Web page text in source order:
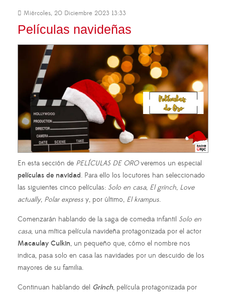
Miércoles, 20 Diciembre 2023 13:33
Películas navideñas
En esta sección de PELÍCULAS DE OROveremos un especial
películas de navidad. Para ello los locutores han seleccionado
las siguientes cinco películas: Solo en casa, El grinch, Love
actually, Polar express y, por último, El krampus.
Comenzarán hablando de la saga de comedia infantil Solo en
casa, una mítica película navideña protagonizada por el actor
Macaulay Culkin, un pequeño que, cómo el nombre nos
indica, pasa solo en casa las navidades por un descuido de los
mayores de su familia.
Continuan hablando del Grinch, película protagonizada por